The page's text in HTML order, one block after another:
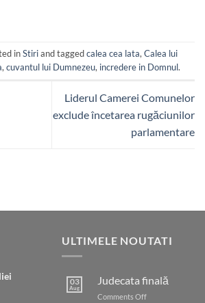
inStiriand taggedcalea cea lata,Calea lui
,cuvantul lui Dumnezeu, incredere in Domnul.
Liderul Camerei Comunelor
exclude încetarea rugăciunilor
parlamentare
ULTIMELE NOUTATI
03
Aug
Judecata finală
Comments Offon